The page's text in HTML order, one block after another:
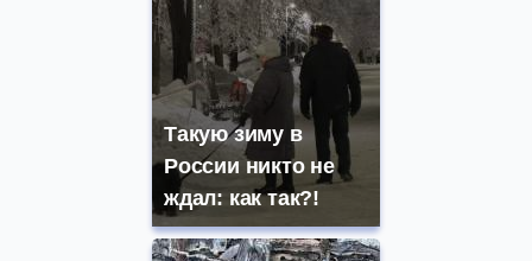
Такую зиму в
России никто не
ждал: как так?!